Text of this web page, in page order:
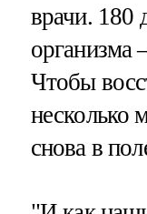
врачи. 180
организма
Чтобы
несколько
снова в